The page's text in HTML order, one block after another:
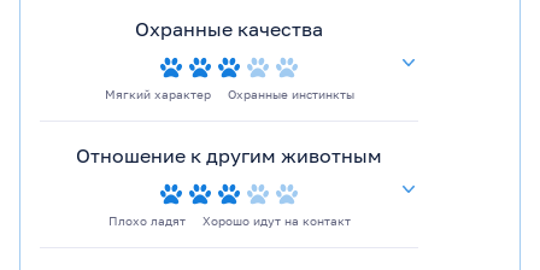
Охранные качества
Мягкий характер Охранные инстинкты
Отношение к другим животным
Плохо ладят Хорошо идут на контакт